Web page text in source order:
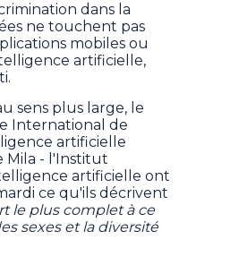
dans la
ne touchent pas
mobiles ou
artificielle,
sens plus large, le
International de
artificielle
Mila - l'Institut
artificielle ont
ce qu'ils décrivent
le plus complet à ce
sexes et la diversité